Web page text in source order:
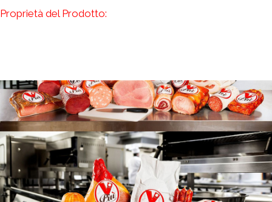
Proprietà del Prodotto: